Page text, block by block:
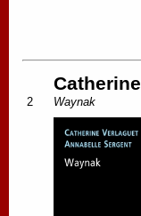
2 Waynak